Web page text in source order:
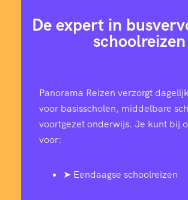
De expert in
schoolreizen
Panorama Reizen verzorgt
voor basisscholen, middelbare
voortgezet onderwijs. Je kunt bij
voor:
➤ Eendaagse schoolreizen